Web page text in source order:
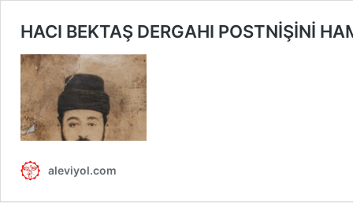
HACI BEKTAŞ DERGAHI POSTNİŞİNİ
aleviyol.com